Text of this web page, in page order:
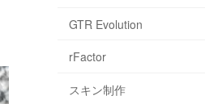
GTR Evolution
rFactor
スキン制作